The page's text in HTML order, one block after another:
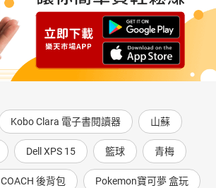
Kobo Clara 電子書閱讀器 山蘇
Dell XPS 15 籃球 青梅
COACH 後背包 Pokemon寶可夢 盒玩